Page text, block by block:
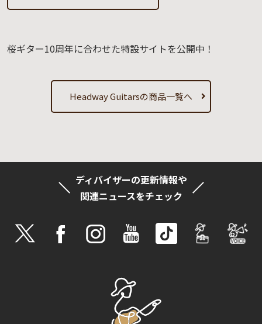
桜ギター10周年に合わせた特設サイトを公開中！
Headway Guitarsの商品一覧へ
ディバイザーの更新情報や
関連ニュースをチェック